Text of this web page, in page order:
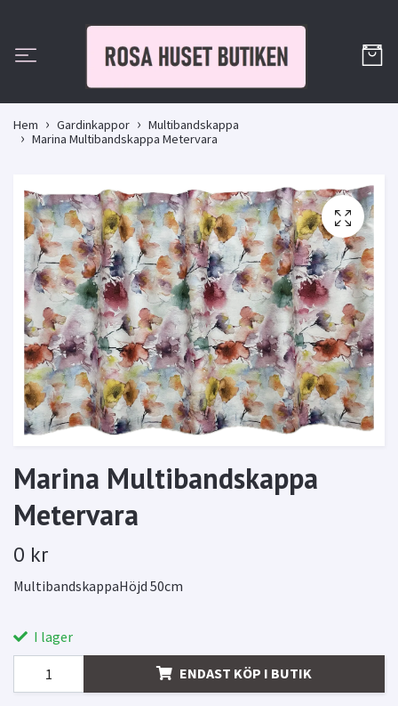
Hem Gardinkappor
Multibandskappa
Marina Multibandskappa Metervara
Marina Multibandskappa
Metervara
0 kr
MultibandskappaHöjd 50cm
I lager
ENDAST KÖP I BUTIK